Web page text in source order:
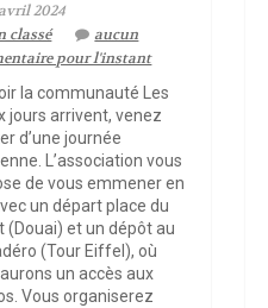
2024
classé
aucun
pour l'instant
la communauté Les
jours arrivent, venez
d’une journée
L’association vous
de vous emmener en
un départ place du
(Douai) et un dépôt au
(Tour Eiffel), où
un accès aux
Vous organiserez